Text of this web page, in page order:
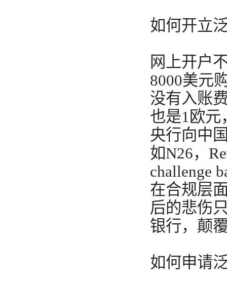
如何开立
网上开户
8000美元
没有入账
也是1欧元
央行向中
如N26，
challenge
在合规层
后的悲伤
银行，颠
如何申请